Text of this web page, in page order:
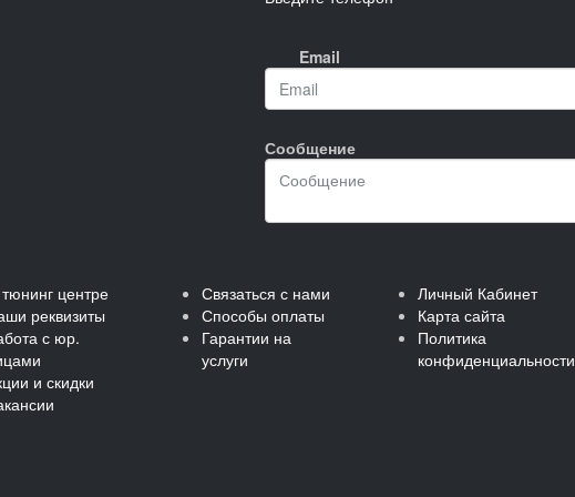
Email
Сообщение
центре
реквизиты
с юр.
и скидки
Связаться с нами
Способы оплаты
Гарантии на
услуги
Личный Кабинет
Карта сайта
Политика
конфиденциальности